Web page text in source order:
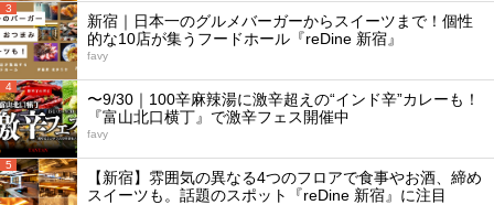
3
新宿｜日本一のグルメバーガーからスイーツまで！個性
的な10店が集うフードホール『reDine 新宿』
favy
4
〜9/30｜100辛麻辣湯に激辛超えの“インド辛”カレーも！
『富山北口横丁』で激辛フェス開催中
favy
5
【新宿】雰囲気の異なる4つのフロアで食事やお酒、締め
スイーツも。話題のスポット『reDine 新宿』に注目